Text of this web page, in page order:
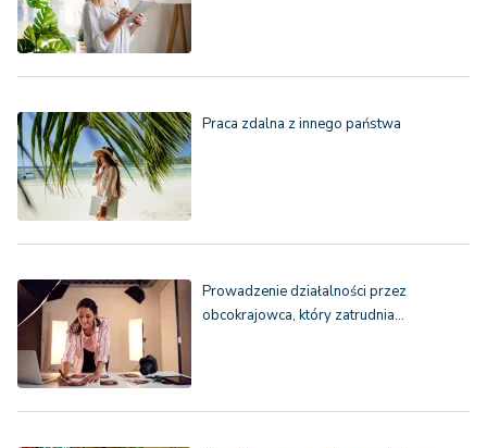
Praca zdalna z innego państwa
Prowadzenie działalności przez
obcokrajowca, który zatrudnia…